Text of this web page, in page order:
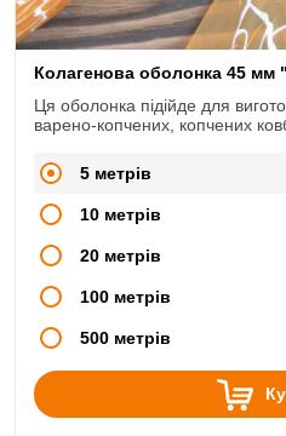
Колагенова оболонка 45 мм
Ця оболонка підійде для
5 метрів
10 метрів
20 метрів
100 метрів
500 метрів